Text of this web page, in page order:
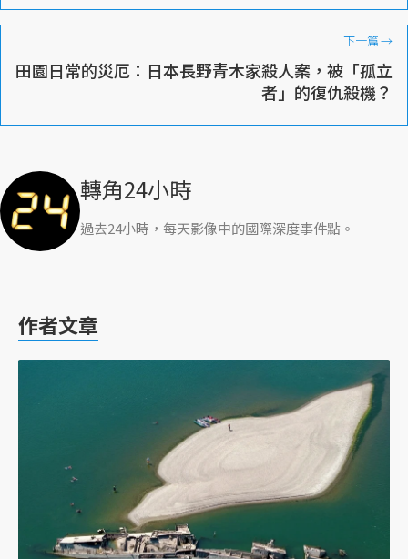
下一篇→
田園日常的災厄：日本長野青木家殺人案，被「孤立
者」的復仇殺機？
轉角24小時
過去24小時，每天影像中的國際深度事件點。
作者文章